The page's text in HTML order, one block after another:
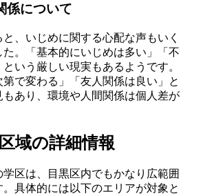
係について
、いじめに関する心配な声もいく
。「基本的にいじめは多い」「不
いう厳しい現実もあるようです。
で変わる」「友人関係は良い」と
もあり、環境や人間関係は個人差が
域の詳細情報
学区は、目黒区内でもかなり広範囲
具体的には以下のエリアが対象と